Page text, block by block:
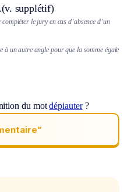
(v. supplétif)
le jury en cas d’absence d’un
à un autre angle pour que la somme égale
du motdépiauter?